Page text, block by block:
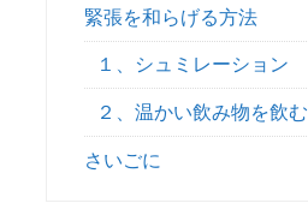
緊張を和らげる方法
１、シュミレーション
２、温かい飲み物を飲む
さいごに